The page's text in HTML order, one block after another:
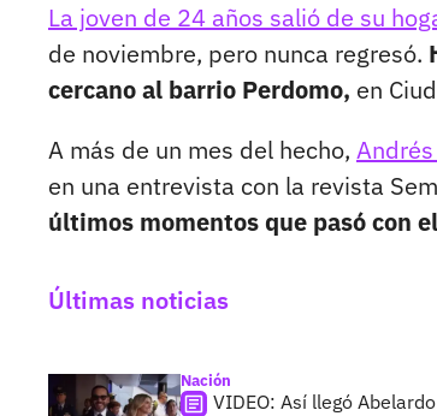
La joven de 24 años salió de su
de noviembre, pero nunca regresó.
cercano al barrio Perdomo, en
A más de un mes del hecho,
en una entrevista con la revista
últimos momentos que pasó con
Últimas noticias
Nación
VIDEO: Así llegó